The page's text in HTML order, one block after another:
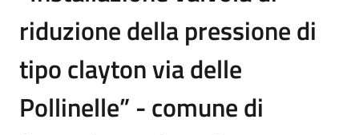
riduzione della pressione di
tipo clayton via delle
Pollinelle” - comune di